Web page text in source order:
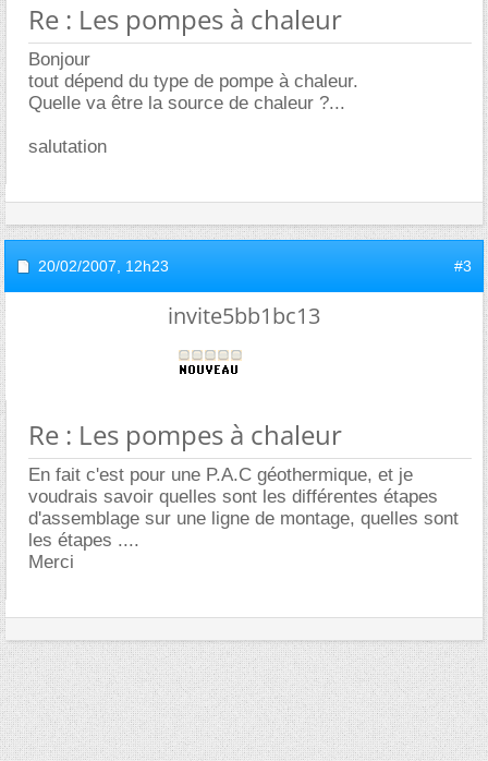
Re : Les pompes à chaleur
Bonjour
tout dépend du type de pompe à chaleur.
Quelle va être la source de chaleur ?...
salutation
20/02/2007, 12h23 #3
invite5bb1bc13
Re : Les pompes à chaleur
En fait c'est pour une P.A.C géothermique, et je
voudrais savoir quelles sont les différentes étapes
d'assemblage sur une ligne de montage, quelles sont
les étapes ....
Merci